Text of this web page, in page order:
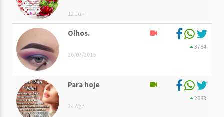
12 Jun
Olhos.
26/07/2015
3784
Para hoje
24 Ago
2683